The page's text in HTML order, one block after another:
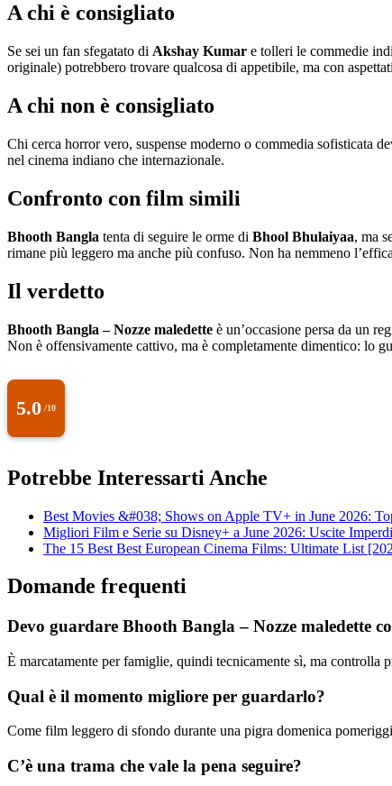
A chi è consigliato
Se sei un fan sfegatato di Akshay Kumar e tolleri le commedie
originale) potrebbero trovare qualcosa di appetibile, ma con
A chi non è consigliato
Chi cerca horror vero, suspense moderno o commedia sofisticata
nel cinema indiano che internazionale.
Confronto con film simili
Bhooth Bangla tenta di seguire le orme di Bhool Bhulaiyaa, ma
rimane più leggero ma anche più confuso. Non ha nemmeno
Il verdetto
Bhooth Bangla – Nozze maledette è un’occasione persa da un
Non è offensivamente cattivo, ma è completamente dimentico: lo
5.0 /10
Potrebbe Interessarti Anche
Best Movies &#038; Shows on Apple TV+ in June 2026:
Migliori Film e Serie su Disney+ a June 2026: Uscite
The 15 Best Best European Cinema Films: Ultimate List
Domande frequenti
Devo guardare Bhooth Bangla – Nozze maledette
È marcatamente per famiglie, quindi tecnicamente sì, ma
Qual è il momento migliore per guardarlo?
Come film leggero di sfondo durante una pigra domenica
C’è una trama che vale la pena seguire?